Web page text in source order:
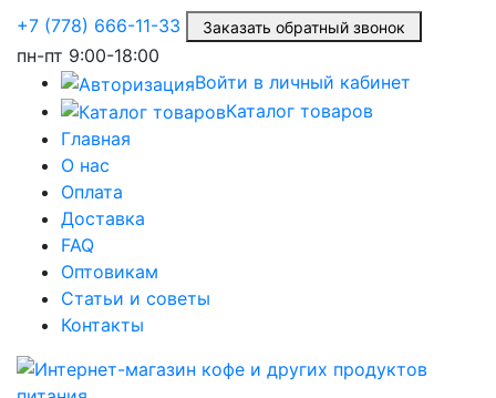
+7 (778) 666-11-33 Заказать обратный звонок
пн-пт 9:00-18:00
Войти в личный кабинет
Каталог товаров
Главная
О нас
Оплата
Доставка
FAQ
Оптовикам
Статьи и советы
Контакты